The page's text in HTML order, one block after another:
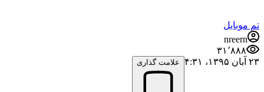
تم موبایل
nreern
۳۱٬۸۸۸
۲۳ آبان ۱۳۹۵،‏ ۴:۳۱
علامت گذاری